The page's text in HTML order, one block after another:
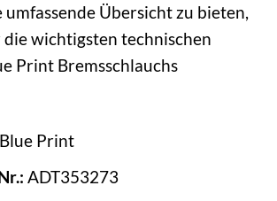
umfassende Übersicht zu bieten,
wichtigsten technischen
Print Bremsschlauchs
Blue Print
ADT353273